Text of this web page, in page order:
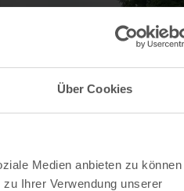
Über Cookies
Medien anbieten zu können
Ihrer Verwendung unserer